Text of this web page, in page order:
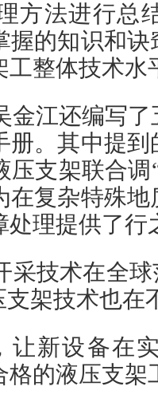
方法进行总
握的知识和
工整体技术水
金江还编写
册。其中提
压支架联合
在复杂特殊
处理提供了
采技术在全
支架技术也在
让新设备在
格的液压支架